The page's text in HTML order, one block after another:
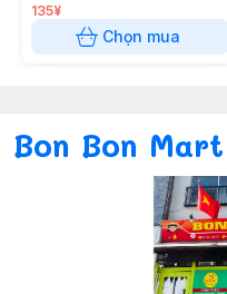
135¥
Chọn mua
Bon Bon Mart